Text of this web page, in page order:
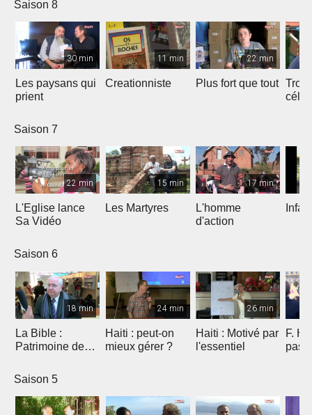
Saison 8
30 min
Les paysans qui
prient
11 min
Creationniste
22 min
Plus fort que tout
Saison 7
22 min
L'Eglise lance
Sa Vidéo
15 min
Les Martyres
17 min
L'homme
d'action
Saison 6
18 min
La Bible :
Patrimoine de
Marseille
24 min
Haiti : peut-on
mieux gérer ?
26 min
Haiti : Motivé par
l'essentiel
F.
pas
Saison 5